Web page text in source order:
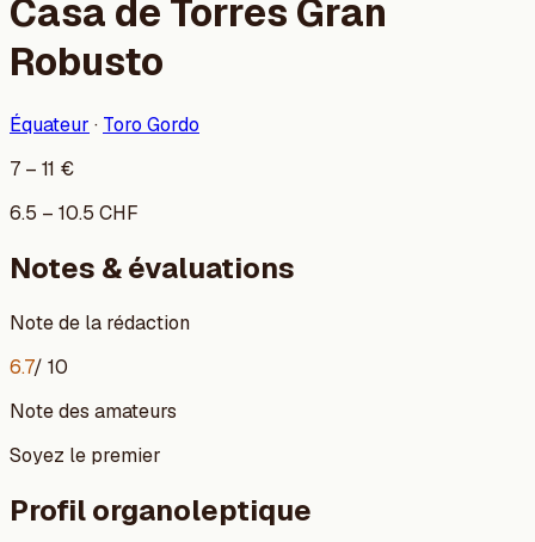
Casa de Torres Gran
Robusto
Équateur · Toro Gordo
7 – 11 €
6.5 – 10.5 CHF
Notes & évaluations
Note de la rédaction
6.7/ 10
Note des amateurs
Soyez le premier
Profil organoleptique